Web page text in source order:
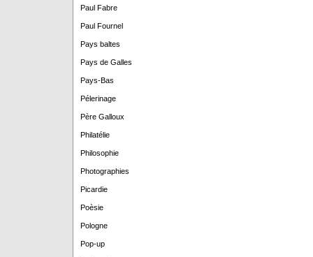
Paul Fabre
Paul Fournel
Pays baltes
Pays de Galles
Pays-Bas
Pélerinage
Père Galloux
Philatélie
Philosophie
Photographies
Picardie
Poèsie
Pologne
Pop-up